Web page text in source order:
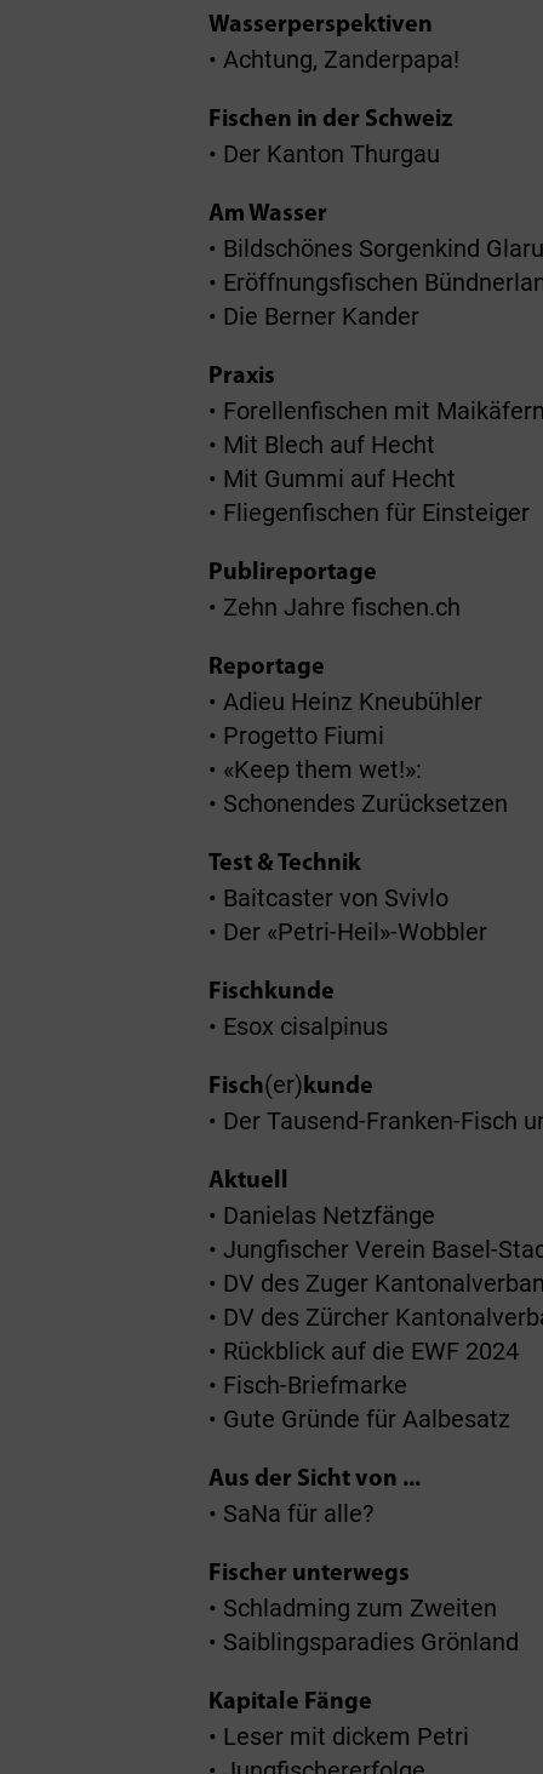
Wasserperspektiven
• Achtung, Zanderpapa!
Fischen in der Schweiz
• Der Kanton Thurgau
Am Wasser
• Bildschönes Sorgenkind
• Eröffnungsfischen
• Die Berner Kander
Praxis
• Forellenfischen mit Maikäfern
• Mit Blech auf Hecht
• Mit Gummi auf Hecht
• Fliegenfischen für Einsteiger
Publireportage
• Zehn Jahre fischen.ch
Reportage
• Adieu Heinz Kneubühler
• Progetto Fiumi
• «Keep them wet!»:
• Schonendes Zurücksetzen
Test & Technik
• Baitcaster von Svivlo
• Der «Petri-Heil»-Wobbler
Fischkunde
• Esox cisalpinus
Fisch(er)kunde
• Der Tausend-Franken-Fisch
Aktuell
• Danielas Netzfänge
• Jungfischer Verein Basel-
• DV des Zuger
• DV des Zürcher
• Rückblick auf die EWF 2024
• Fisch-Briefmarke
• Gute Gründe für Aalbesatz
Aus der Sicht von ...
• SaNa für alle?
Fischer unterwegs
• Schladming zum Zweiten
• Saiblingsparadies Grönland
Kapitale Fänge
• Leser mit dickem Petri